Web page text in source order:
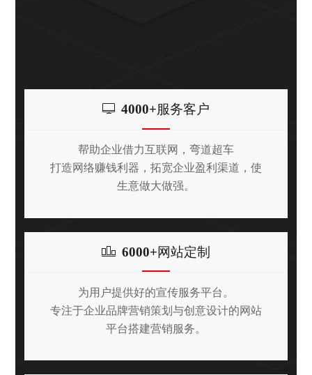
4000+服务客户
帮助企业借力互联网，弯道超车
打造网络赚钱利器，拓宽企业盈利渠道，使
生意做大做强。
6000+网站定制
为用户提供好的宣传服务平台。
专注于企业品牌营销策划与创意设计的网站
平台搭建营销服务。